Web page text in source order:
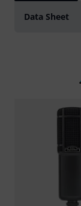
Data Sheet